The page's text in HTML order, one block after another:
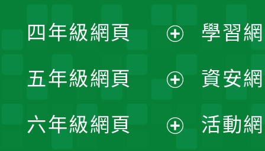
單
選
單
開
選
單
四年級網頁
開
選
五年級網頁
開
六年級網頁
學習
資安
活動